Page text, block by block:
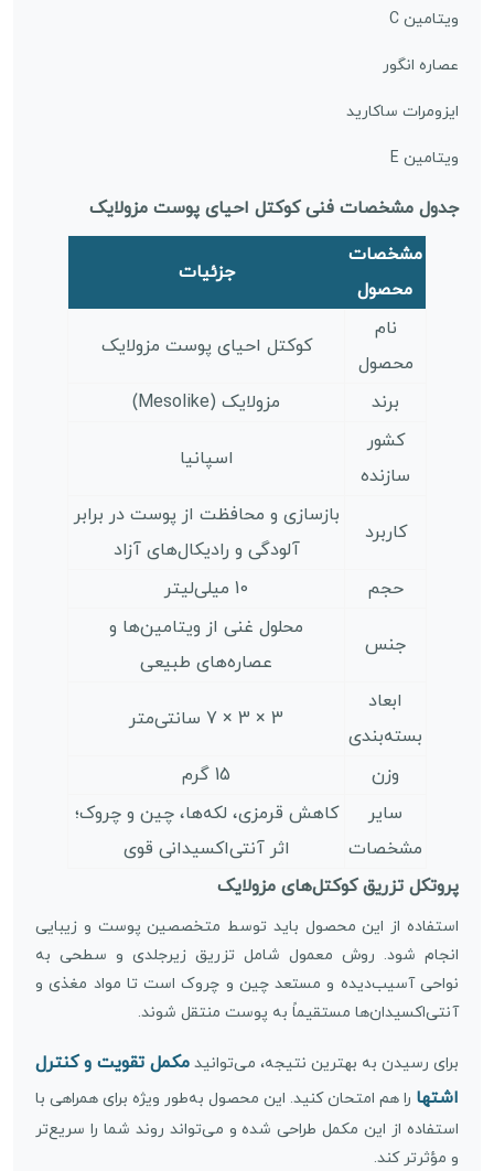
ویتامین C
عصاره انگور
ایزومرات ساکارید
ویتامین E
جدول مشخصات فنی کوکتل احیای پوست مزولایک
مشخصات
محصول
جزئیات
نام
محصول
کوکتل احیای پوست مزولایک
برند
مزولایک (Mesolike)
کشور
سازنده
اسپانیا
کاربرد
بازسازی و محافظت از پوست در برابر
آلودگی و رادیکال‌های آزاد
حجم
10 میلی‌لیتر
جنس
محلول غنی از ویتامین‌ها و
عصاره‌های طبیعی
ابعاد
بسته‌بندی
3 × 3 × 7 سانتی‌متر
وزن
15 گرم
سایر
مشخصات
کاهش قرمزی، لکه‌ها، چین و چروک؛
اثر آنتی‌اکسیدانی قوی
پروتکل تزریق کوکتل‌های مزولایک
استفاده از این محصول باید توسط متخصصین پوست و زیبایی
انجام شود. روش معمول شامل تزریق زیرجلدی و سطحی به
نواحی آسیب‌دیده و مستعد چین و چروک است تا مواد مغذی و
آنتی‌اکسیدان‌ها مستقیماً به پوست منتقل شوند.
برای رسیدن به بهترین نتیجه، می‌توانید مکمل تقویت و کنترل
اشتها را هم امتحان کنید. این محصول به‌طور ویژه برای همراهی با
استفاده از این مکمل طراحی شده و می‌تواند روند شما را سریع‌تر
و مؤثرتر کند.